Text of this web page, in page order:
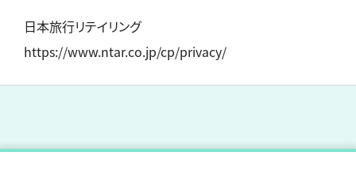
日本旅行リテイリング
https://www.ntar.co.jp/cp/privacy/